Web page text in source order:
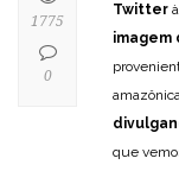
Twitter
que
1775
0